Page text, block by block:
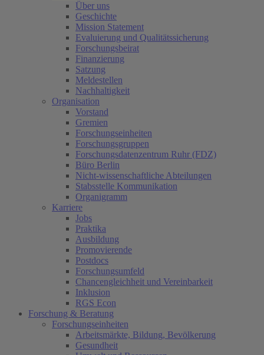
Über uns
Geschichte
Mission Statement
Evaluierung und Qualitätssicherung
Forschungsbeirat
Finanzierung
Satzung
Meldestellen
Nachhaltigkeit
Organisation
Vorstand
Gremien
Forschungseinheiten
Forschungsgruppen
Forschungsdatenzentrum Ruhr (FDZ)
Büro Berlin
Nicht-wissenschaftliche Abteilungen
Stabsstelle Kommunikation
Organigramm
Karriere
Jobs
Praktika
Ausbildung
Promovierende
Postdocs
Forschungsumfeld
Chancengleichheit und Vereinbarkeit
Inklusion
RGS Econ
Forschung & Beratung
Forschungseinheiten
Arbeitsmärkte, Bildung, Bevölkerung
Gesundheit